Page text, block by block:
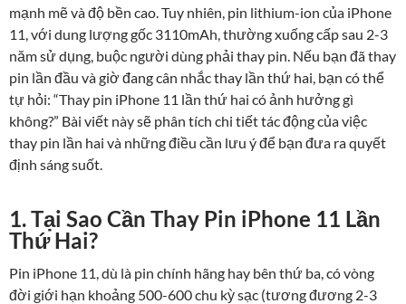
mạnh mẽ và độ bền cao. Tuy nhiên, pin lithium-ion của iPhone
11, với dung lượng gốc 3110mAh, thường xuống cấp sau 2-3
năm sử dụng, buộc người dùng phải thay pin. Nếu bạn đã thay
pin lần đầu và giờ đang cân nhắc thay lần thứ hai, bạn có thể
tự hỏi: “Thay pin iPhone 11 lần thứ hai có ảnh hưởng gì
không?” Bài viết này sẽ phân tích chi tiết tác động của việc
thay pin lần hai và những điều cần lưu ý để bạn đưa ra quyết
định sáng suốt.
1. Tại Sao Cần Thay Pin iPhone 11 Lần
Thứ Hai?
Pin iPhone 11, dù là pin chính hãng hay bên thứ ba, có vòng
đời giới hạn khoảng 500-600 chu kỳ sạc (tương đương 2-3